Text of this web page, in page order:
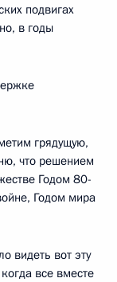
подвигах
в годы
грядущую,
что решением
Годом 80-
Годом мира
видеть вот эту
все вместе